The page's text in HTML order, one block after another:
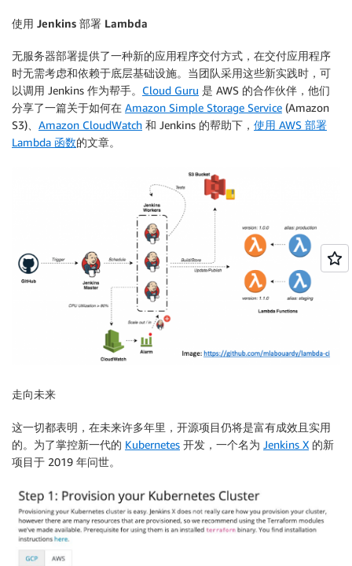
使用 Jenkins 部署 Lambda
无服务器部署提供了一种新的应用程序交付方式，在交付应用程序
时无需考虑和依赖于底层基础设施。当团队采用这些新实践时，可
以调用 Jenkins 作为帮手。 Cloud Guru 是 AWS 的合作伙伴，他们
分享了一篇关于如何在 Amazon Simple Storage Service (Amazon
S3)、 Amazon CloudWatch 和 Jenkins 的帮助下， 使用 AWS 部署
Lambda 函数的文章。
走向未来
这一切都表明，在未来许多年里，开源项目仍将是富有成效且实用
的。为了掌控新一代的 Kubernetes 开发，一个名为 Jenkins X 的新
项目于 2019 年问世。